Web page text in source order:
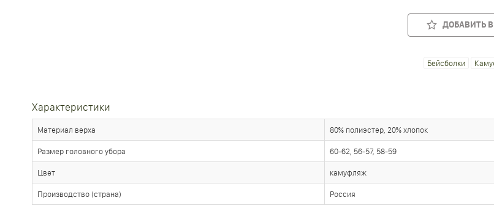
ДОБАВИТЬ В
Бейсболки
Характеристики
Материал верха 80% полиэстер, 20% хлопок
Размер головного убора 60-62, 56-57, 58-59
Цвет камуфляж
Производство (страна) Россия